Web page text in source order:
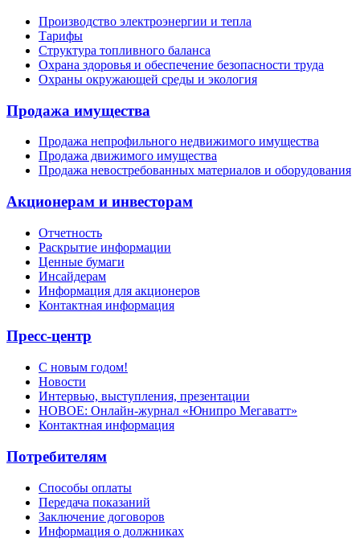
Производство электроэнергии и тепла
Тарифы
Структура топливного баланса
Охрана здоровья и обеспечение безопасности труда
Охраны окружающей среды и экология
Продажа имущества
Продажа непрофильного недвижимого имущества
Продажа движимого имущества
Продажа невостребованных материалов и оборудования
Акционерам и инвесторам
Отчетность
Раскрытие информации
Ценные бумаги
Инсайдерам
Информация для акционеров
Контактная информация
Пресс-центр
С новым годом!
Новости
Интервью, выступления, презентации
НОВОЕ: Онлайн-журнал «Юнипро Мегаватт»
Контактная информация
Потребителям
Способы оплаты
Передача показаний
Заключение договоров
Информация о должниках